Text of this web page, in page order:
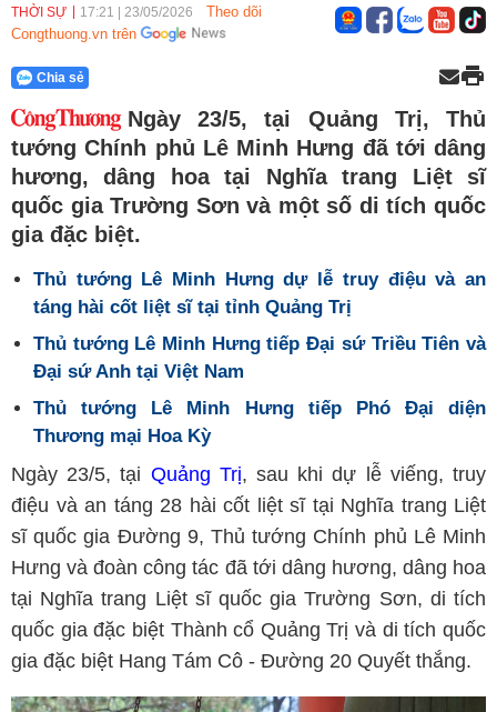
THỜI SỰ 17:21 23/05/2026
Theo dõi
Congthuong.vn trên
Chia sẻ
Ngày 23/5, tại Quảng Trị, Thủ
tướng Chính phủ Lê Minh Hưng đã tới dâng
hương, dâng hoa tại Nghĩa trang Liệt sĩ
quốc gia Trường Sơn và một số di tích quốc
gia đặc biệt.
Thủ tướng Lê Minh Hưng dự lễ truy điệu và an
táng hài cốt liệt sĩ tại tỉnh Quảng Trị
Thủ tướng Lê Minh Hưng tiếp Đại sứ Triều Tiên và
Đại sứ Anh tại Việt Nam
Thủ tướng Lê Minh Hưng tiếp Phó Đại diện
Thương mại Hoa Kỳ
Ngày 23/5, tại Quảng Trị, sau khi dự lễ viếng, truy
điệu và an táng 28 hài cốt liệt sĩ tại Nghĩa trang Liệt
sĩ quốc gia Đường 9, Thủ tướng Chính phủ Lê Minh
Hưng và đoàn công tác đã tới dâng hương, dâng hoa
tại Nghĩa trang Liệt sĩ quốc gia Trường Sơn, di tích
quốc gia đặc biệt Thành cổ Quảng Trị và di tích quốc
gia đặc biệt Hang Tám Cô - Đường 20 Quyết thắng.